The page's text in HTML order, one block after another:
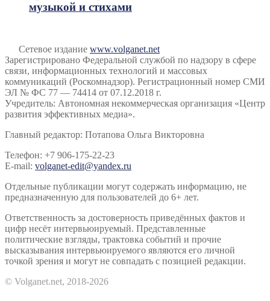
музыкой и стихами
Сетевое издание www.volganet.net
Зарегистрировано Федеральной службой по надзору в сфере
связи, информационных технологий и массовых
коммуникаций (Роскомнадзор). Регистрационный номер СМИ
ЭЛ № ФС 77 — 74414 от 07.12.2018 г.
Учредитель: Автономная некоммерческая организация «Центр
развития эффективных медиа».
Главный редактор: Потапова Ольга Викторовна
Телефон: +7 906-175-22-23
E-mail: volganet-edit@yandex.ru
Отдельные публикации могут содержать информацию, не
предназначенную для пользователей до 6+ лет.
Ответственность за достоверность приведённых фактов и
цифр несёт интервьюируемый. Представленные
политические взгляды, трактовка событий и прочие
высказывания интервьюируемого являются его личной
точкой зрения и могут не совпадать с позицией редакции.
© Volganet.net, 2018-2026